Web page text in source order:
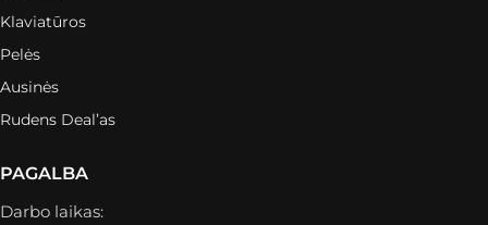
Klaviatūros
Pelės
Ausinės
Rudens Deal’as
PAGALBA
Darbo laikas: